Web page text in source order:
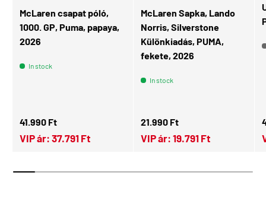
McLaren csapat póló,
1000. GP, Puma, papaya,
2026
In stock
Regular price
41.990 Ft
VIP ár: 37.791 Ft
McLaren Sapka, Lando
Norris, Silverstone
Különkiadás, PUMA,
fekete, 2026
In stock
Regular price
21.990 Ft
VIP ár: 19.791 Ft